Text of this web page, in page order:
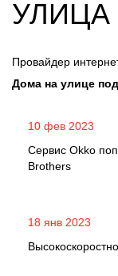
УЛИЦА
Провайдер
Дома на улице
10 фев 2023
Сервис Okko
Brothers
18 янв 2023